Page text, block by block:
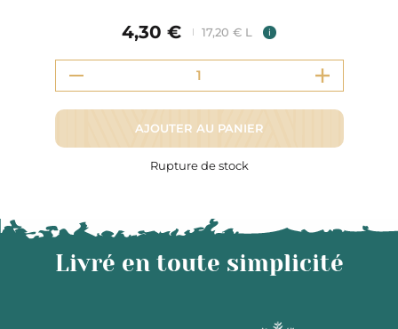
4,30 € 17,20 € L i
AJOUTER AU PANIER
Rupture de stock
Livré en toute simplicité